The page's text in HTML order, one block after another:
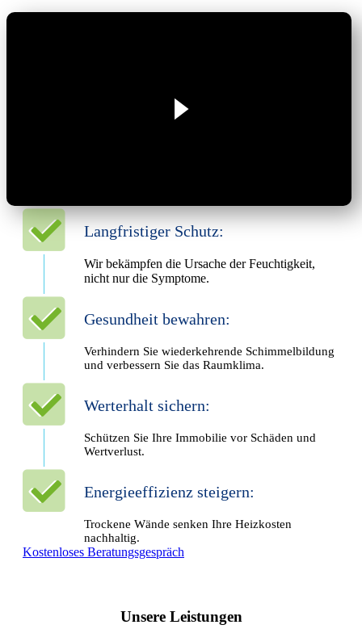
Langfristiger Schutz:
Wir bekämpfen die Ursache der Feuchtigkeit,
nicht nur die Symptome.
Gesundheit bewahren:
Verhindern Sie wiederkehrende Schimmelbildung
und verbessern Sie das Raumklima.
Werterhalt sichern:
Schützen Sie Ihre Immobilie vor Schäden und
Wertverlust.
Energieeffizienz steigern:
Trockene Wände senken Ihre Heizkosten
nachhaltig.
Kostenloses Beratungsgespräch
Unsere Leistungen